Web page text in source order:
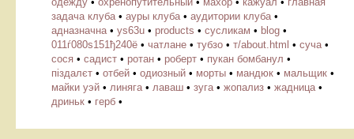
задача клуба • ауры клуба • аудитории клуба •
адназначна • ys63u • products • cусликам • blog •
011ѓ080ѕ151ђ240ё • чатлане • тубзо • т/about.html • суча •
сося • садист • ротан • роберт • пукан бомбанул •
піздалєт • отбей • одиозный • морты • мандюк • мальщик •
майки уэй • линяга • лаваш • зуга • жопализ • жадница •
дриньк • герб •